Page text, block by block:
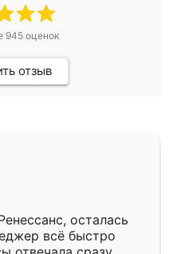
945оценок
отзыв
осталась
всё быстро